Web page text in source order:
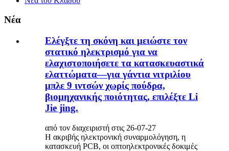
Νέα
Ελέγξτε τη σκόνη και μειώστε τον
στατικό ηλεκτρισμό για να
ελαχιστοποιήσετε τα κατασκευαστικά
ελαττώματα—για γάντια νιτριλίου
μπλε 9 ιντσών χωρίς πούδρα,
βιομηχανικής ποιότητας, επιλέξτε Li
Jie jing.
από τον διαχειριστή στις 26-07-27
Η ακριβής ηλεκτρονική συναρμολόγηση, η
κατασκευή PCB, οι οπτοηλεκτρονικές δοκιμές